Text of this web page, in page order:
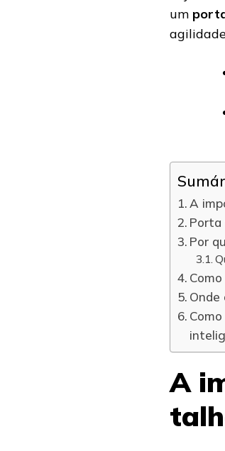
um
A
Porta
Por
Onde
A